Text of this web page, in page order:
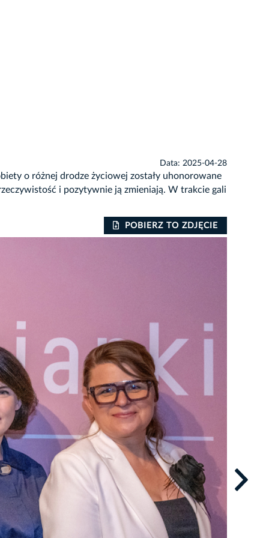
Data: 2025-04-28
o różnej drodze życiowej zostały uhonorowane
i pozytywnie ją zmieniają. W trakcie gali
POBIERZ TO ZDJĘCIE